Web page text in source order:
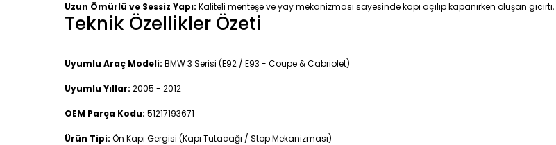
Uzun Ömürlü ve Sessiz Yapı: Kaliteli menteşe ve yay mekanizması sayesinde kapı açılıp kapanırken oluşan
Teknik Özellikler Özeti
Uyumlu Araç Modeli: BMW 3 Serisi (E92 / E93 - Coupe & Cabriolet)
Uyumlu Yıllar: 2005 - 2012
OEM Parça Kodu: 51217193671
Ürün Tipi: Ön Kapı Gergisi (Kapı Tutacağı / Stop Mekanizması)